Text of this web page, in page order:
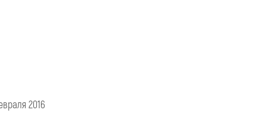
2016